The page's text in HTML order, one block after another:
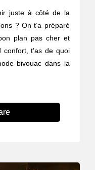
juste à côté de la
? On t’a préparé
plan pas cher et
t’as de quoi
bivouac dans la